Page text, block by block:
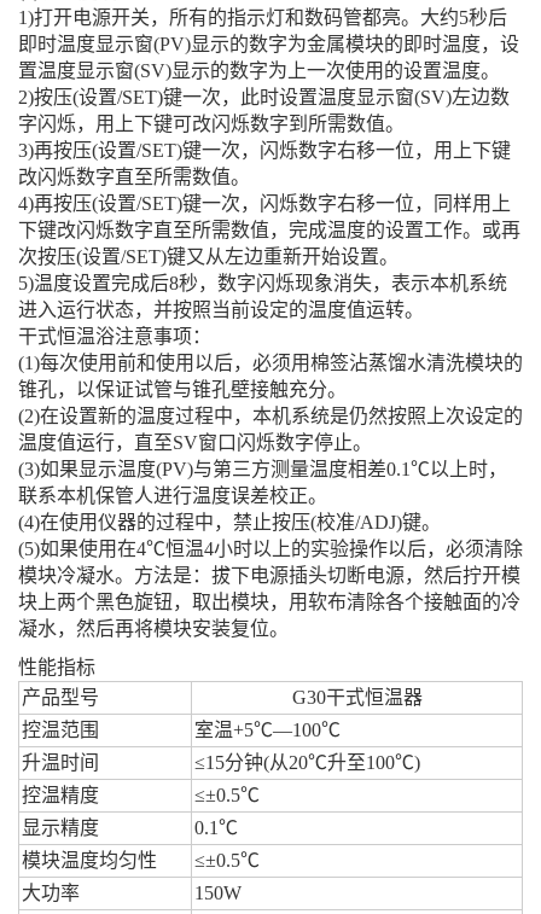
1)打开电源开关，所有的指示灯和数码管都亮。大约5秒后
即时温度显示窗(PV)显示的数字为金属模块的即时温度，设
置温度显示窗(SV)显示的数字为上一次使用的设置温度。
2)按压(设置/SET)键一次，此时设置温度显示窗(SV)左边数
字闪烁，用上下键可改闪烁数字到所需数值。
3)再按压(设置/SET)键一次，闪烁数字右移一位，用上下键
改闪烁数字直至所需数值。
4)再按压(设置/SET)键一次，闪烁数字右移一位，同样用上
下键改闪烁数字直至所需数值，完成温度的设置工作。或再
次按压(设置/SET)键又从左边重新开始设置。
5)温度设置完成后8秒，数字闪烁现象消失，表示本机系统
进入运行状态，并按照当前设定的温度值运转。
干式恒温浴注意事项：
(1)每次使用前和使用以后，必须用棉签沾蒸馏水清洗模块的
锥孔，以保证试管与锥孔壁接触充分。
(2)在设置新的温度过程中，本机系统是仍然按照上次设定的
温度值运行，直至SV窗口闪烁数字停止。
(3)如果显示温度(PV)与第三方测量温度相差0.1℃以上时，
联系本机保管人进行温度误差校正。
(4)在使用仪器的过程中，禁止按压(校准/ADJ)键。
(5)如果使用在4℃恒温4小时以上的实验操作以后，必须清除
模块冷凝水。方法是：拔下电源插头切断电源，然后拧开模
块上两个黑色旋钮，取出模块，用软布清除各个接触面的冷
凝水，然后再将模块安装复位。
性能指标
产品型号
G30干式恒温器
控温范围
室温+5℃—100℃
升温时间
≤15分钟(从20℃升至100℃)
控温精度
≤±0.5℃
显示精度
0.1℃
模块温度均匀性
≤±0.5℃
大功率
150W